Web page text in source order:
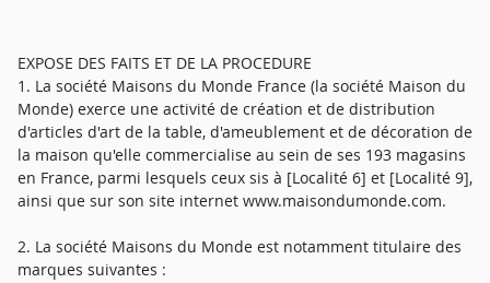
EXPOSE DES FAITS ET DE LA PROCEDURE
1. La société Maisons du Monde France (la société Maison du
Monde) exerce une activité de création et de distribution
d'articles d'art de la table, d'ameublement et de décoration de
la maison qu'elle commercialise au sein de ses 193 magasins
en France, parmi lesquels ceux sis à [Localité 6] et [Localité 9],
ainsi que sur son site internet www.maisondumonde.com.
2. La société Maisons du Monde est notamment titulaire des
marques suivantes :